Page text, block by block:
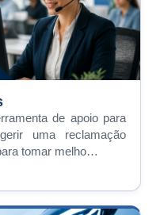
de apoio para
uma reclamação
tomar melho…